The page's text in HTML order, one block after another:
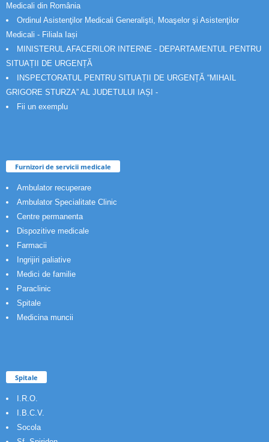
Medicali din România
Ordinul Asistenţilor Medicali Generalişti, Moaşelor şi Asistenţilor
Medicali - Filiala Iași
MINISTERUL AFACERILOR INTERNE - DEPARTAMENTUL PENTRU
SITUAȚII DE URGENȚĂ
INSPECTORATUL PENTRU SITUAȚII DE URGENȚĂ “MIHAIL
GRIGORE STURZA” AL JUDETULUI IAȘI -
Fii un exemplu
Furnizori de servicii medicale
Ambulator recuperare
Ambulator Specialitate Clinic
Centre permanenta
Dispozitive medicale
Farmacii
Ingrijiri paliative
Medici de familie
Paraclinic
Spitale
Medicina muncii
Spitale
I.R.O.
I.B.C.V.
Socola